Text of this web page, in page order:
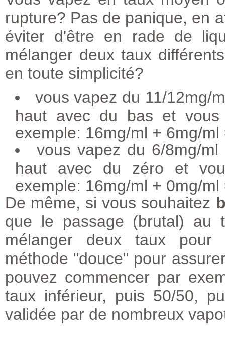
rupture? Pas de panique, en
éviter d'être en rade de
mélanger deux taux
en toute simplicité?
vous vapez du 11/12mg/
haut avec du bas et vous
exemple: 16mg/ml + 6mg/
vous vapez du 6/8mg/
haut avec du zéro et
exemple: 16mg/ml + 0mg/
De même, si vous souhaitez
que le passage (brutal) au
mélanger deux taux pour
méthode "douce" pour
pouvez commencer par
taux inférieur, puis 50/50,
validée par de nombreux